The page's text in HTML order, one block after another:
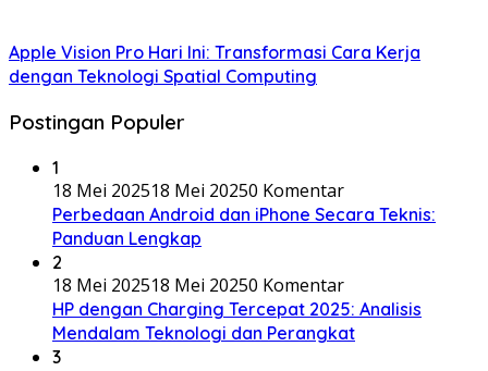
Apple Vision Pro Hari Ini: Transformasi Cara Kerja
dengan Teknologi Spatial Computing
Postingan Populer
1
18 Mei 202518 Mei 20250 Komentar
Perbedaan Android dan iPhone Secara Teknis:
Panduan Lengkap
2
18 Mei 202518 Mei 20250 Komentar
HP dengan Charging Tercepat 2025: Analisis
Mendalam Teknologi dan Perangkat
3